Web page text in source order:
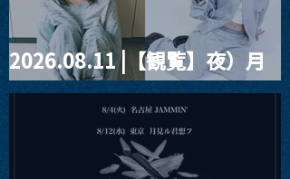
2026.08.11 |【観覧】夜）月
見ル君想フpre. Sugar Shock